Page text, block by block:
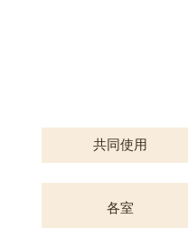
共同使用
各室